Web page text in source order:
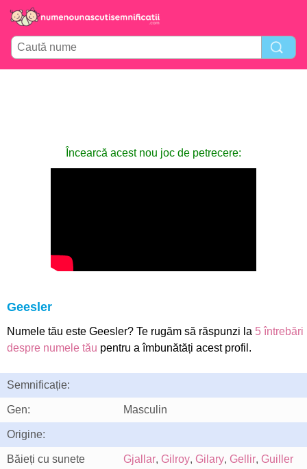
Încearcă acest nou joc de petrecere:
Geesler
Numele tău este Geesler? Te rugăm să răspunzi la 5 întrebări
despre numele tău pentru a îmbunătăți acest profil.
Semnificație:
Gen: Masculin
Origine:
Băieți cu sunete
Gjallar, Gilroy, Gilary, Gellir, Guiller